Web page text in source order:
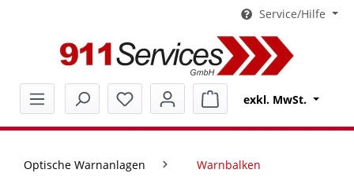
Service/Hilfe
Warenkorb enthält 0
exkl. MwSt.
Optische Warnanlagen Warnbalken